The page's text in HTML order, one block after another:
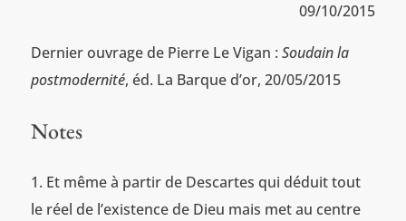
09/10/2015
Dernier ouvrage de Pierre Le Vigan : Soudain la
postmodernité, éd. La Barque d’or, 20/05/2015
Notes
Et même à partir de Descartes qui déduit tout
le réel de l’existence de Dieu mais met au centre